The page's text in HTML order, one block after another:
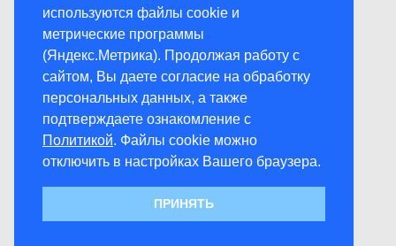
используются файлы cookie и
метрические программы
(Яндекс.Метрика). Продолжая работу с
сайтом, Вы даете согласие на обработку
персональных данных, а также
подтверждаете ознакомление с
Политикой. Файлы cookie можно
отключить в настройках Вашего браузера.
ПРИНЯТЬ